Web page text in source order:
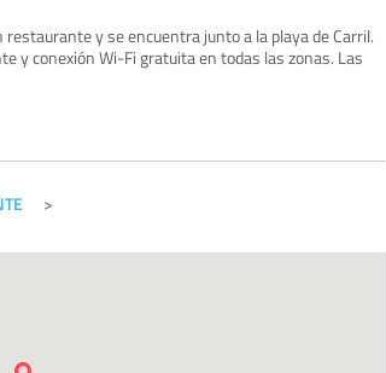
y se encuentra junto a la playa de Carril.
y conexión Wi-Fi gratuita en todas las zonas. Las